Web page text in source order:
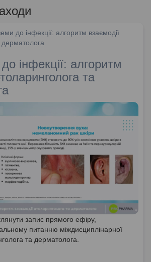
до інфекції: алгоритм взаємодії
дерматолога
інфекції: алгоритм
та
запис прямого ефіру,
питанню міждисциплінарної
та дерматолога.